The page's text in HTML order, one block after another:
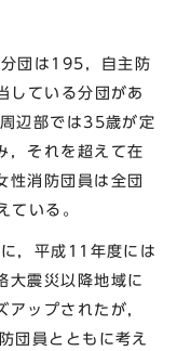
団は195，自主防
している分団があ
辺部では35歳が定
，それを超えて在
性消防団員は全団
いる。
，平成11年度には
大震災以降地域に
ップされたが，
団員とともに考え